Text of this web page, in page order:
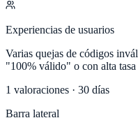
Experiencias de usuarios
Varias quejas de códigos
"100% válido" o con alta tasa
1 valoraciones · 30 días
Barra lateral